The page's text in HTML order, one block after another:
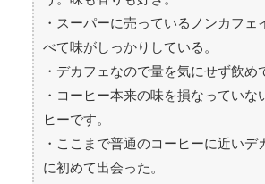
・スーパーに売っているノンカフェ
べて味がしっかりしている。
・デカフェなので量を気にせず飲め
・コーヒー本来の味を損なっていな
ヒーです。
・ここまで普通のコーヒーに近いデ
に初めて出会った。